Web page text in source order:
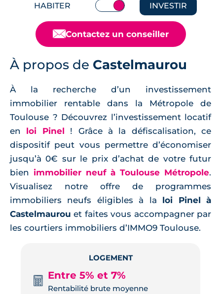
HABITER INVESTIR
📧Contactez un conseiller
À propos de Castelmaurou
À la recherche d’un investissement
immobilier rentable dans la Métropole de
Toulouse ? Découvrez l’investissement locatif
en loi Pinel ! Grâce à la défiscalisation, ce
dispositif peut vous permettre d’économiser
jusqu’à 0€ sur le prix d’achat de votre futur
bien immobilier neuf à Toulouse Métropole.
Visualisez notre offre de programmes
immobiliers neufs éligibles à la loi Pinel à
Castelmaurou et faites vous accompagner par
les courtiers immobiliers d’IMMO9 Toulouse.
LOGEMENT
Entre 5% et 7%
Rentabilité brute moyenne